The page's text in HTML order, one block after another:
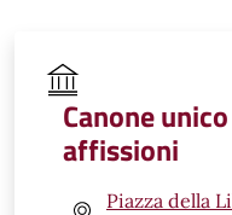
Canone
affissioni
Piazza della